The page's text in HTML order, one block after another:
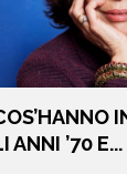
ANNI ’70 E...